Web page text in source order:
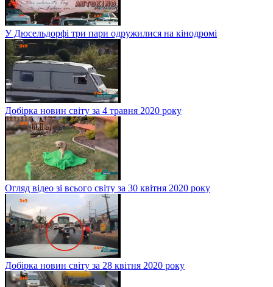
У Дюсельдорфі три пари одружилися на кінодромі
Добірка новин світу за 4 травня 2020 року
Огляд відео зі всього світу за 30 квітня 2020 року
Добірка новин світу за 28 квітня 2020 року